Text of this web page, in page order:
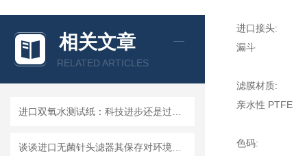
相关文章
RELATED ARTICLES
进口接头:
漏斗
滤膜材质:
亲水性 PTFE
色码: